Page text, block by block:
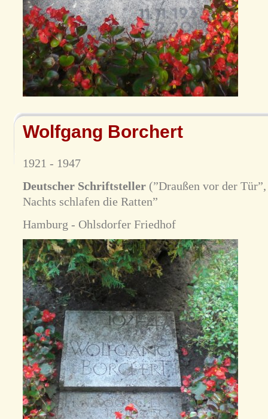
Wolfgang Borchert
1921 - 1947
Deutscher Schriftsteller(”Draußen vor der
Nachts schlafen die Ratten”
Hamburg - Ohlsdorfer Friedhof